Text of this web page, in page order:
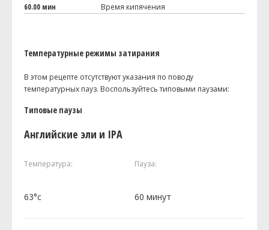
60.00 мин
Время кипячения
Температурные режимы затирания
В этом рецепте отсутствуют указания по поводу
температурных пауз. Воспользуйтесь типовыми паузами:
Типовые паузы
Английские эли и IPA
Температура: Пауза:
63°c 60 минут